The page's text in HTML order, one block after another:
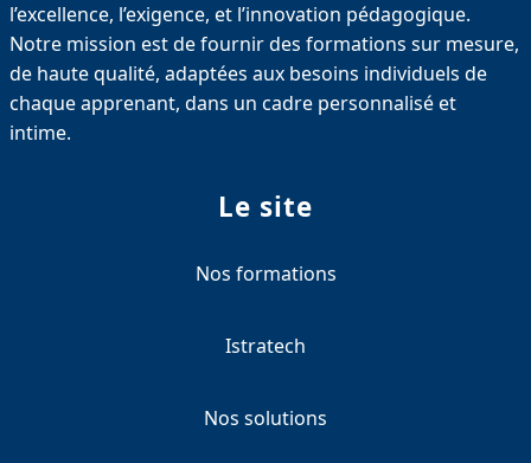
l’excellence, l’exigence, et l’innovation pédagogique.
Notre mission est de fournir des formations sur mesure,
de haute qualité, adaptées aux besoins individuels de
chaque apprenant, dans un cadre personnalisé et
intime.
Le site
Nos formations
Istratech
Nos solutions